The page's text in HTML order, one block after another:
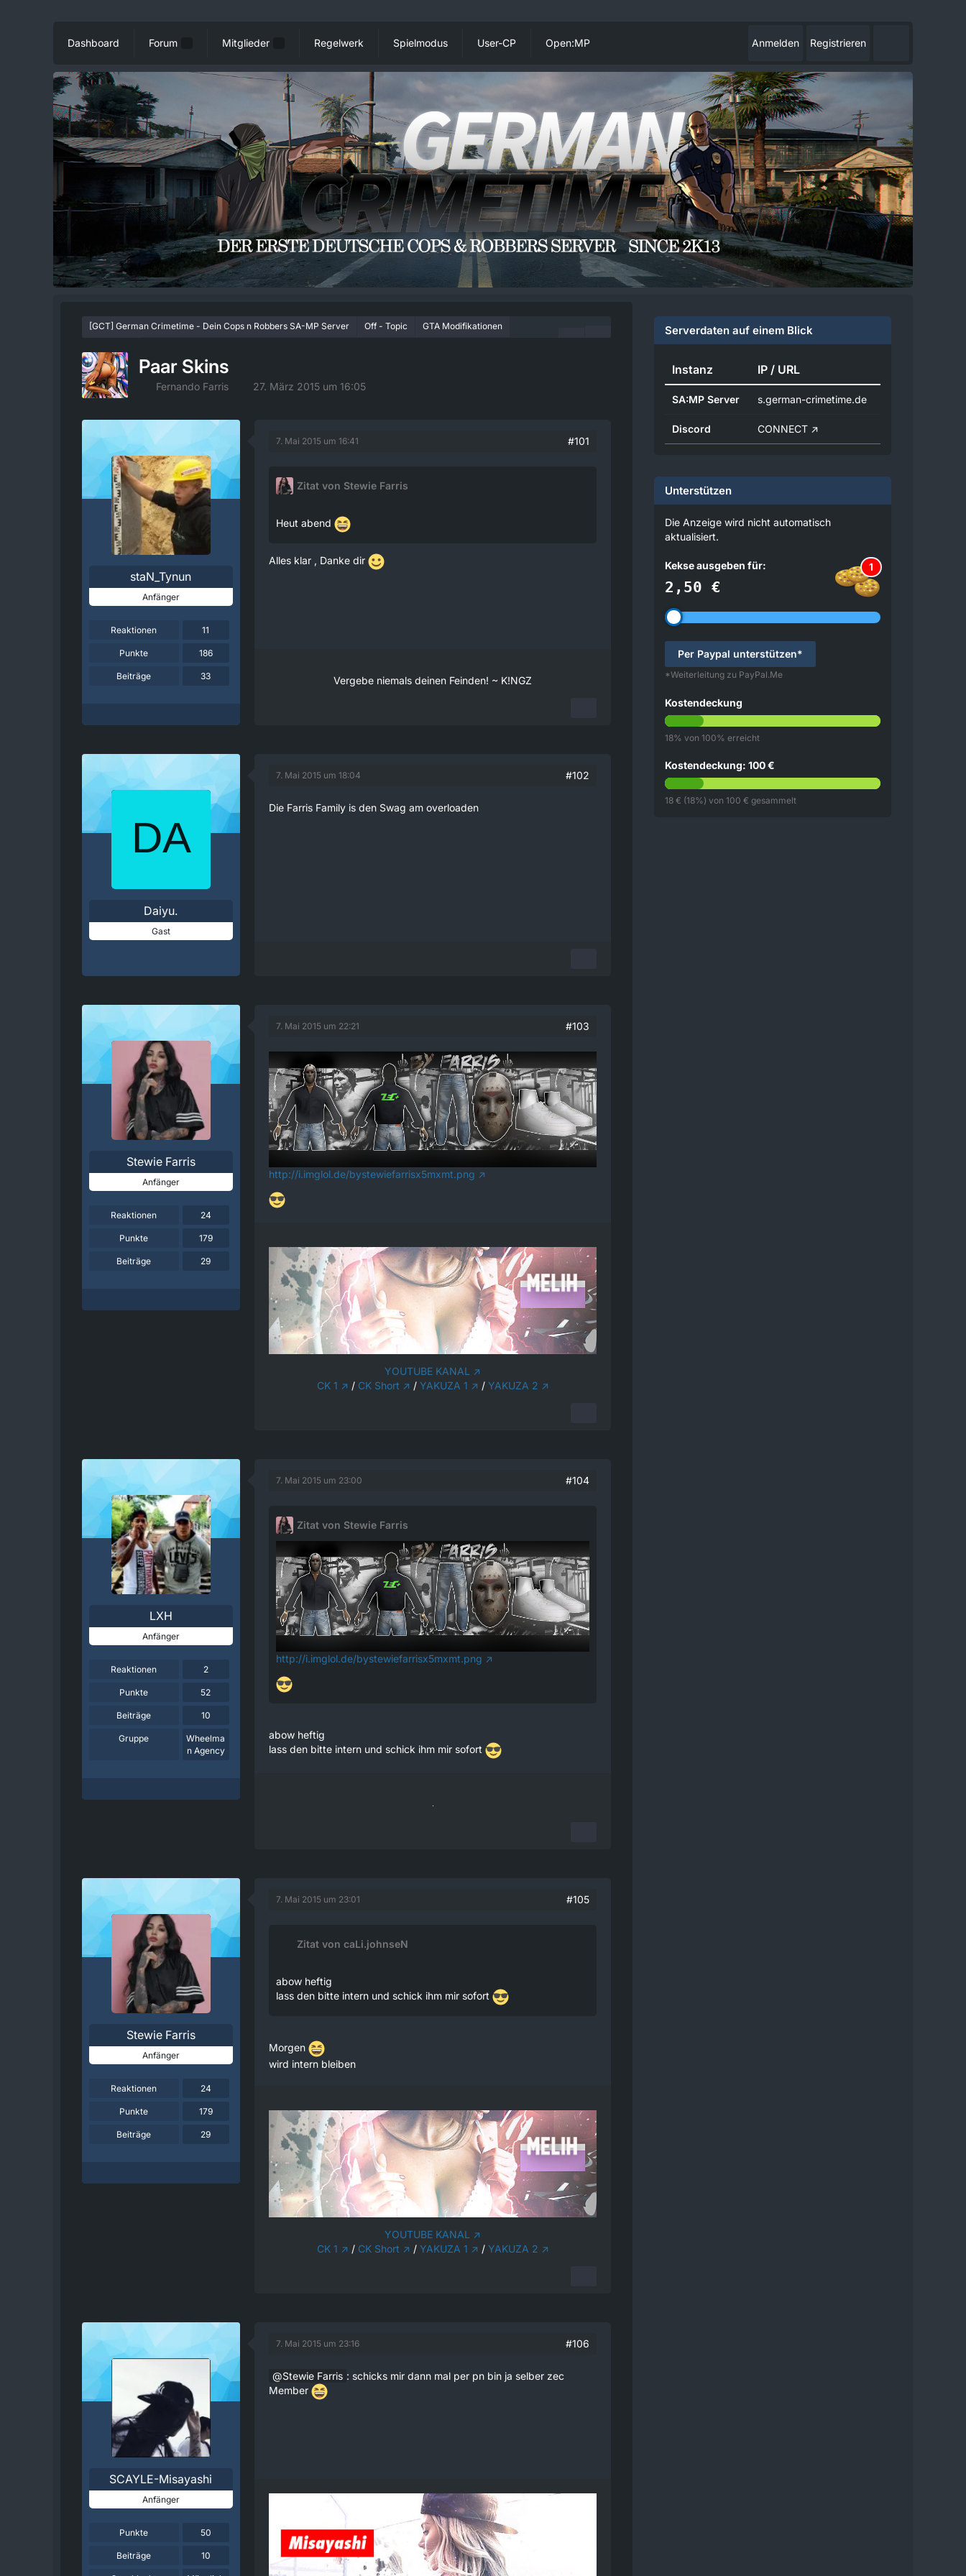
Dashboard Forum Mitglieder Regelwerk Spielmodus User-CP Open:MP Anmelden Registrieren
[GCT] German Crimetime - Dein Cops n Robbers SA-MP Server Off - Topic
GTA Modifikationen
Paar Skins
Fernando Farris 27. März 2015 um 16:05
staN_Tynun
Anfänger
Reaktionen 11
Punkte 186
Beiträge 33
7. Mai 2015 um 16:41 #101
Zitat von Stewie Farris
Heut abend
Alles klar , Danke dir
Vergebe niemals deinen Feinden! ~ K!NGZ
Daiyu.
Gast
7. Mai 2015 um 18:04 #102
Die Farris Family is den Swag am overloaden
Stewie Farris
Anfänger
Reaktionen 24
Punkte 179
Beiträge 29
7. Mai 2015 um 22:21 #103
http://i.imglol.de/bystewiefarrisx5mxmt.png
YOUTUBE KANAL
CK 1
/ CK Short / YAKUZA 1 / YAKUZA 2
LXH
Anfänger
Reaktionen 2
Punkte 52
Beiträge 10
Gruppe
Wheelma
n Agency
7. Mai 2015 um 23:00 #104
Zitat von Stewie Farris
http://i.imglol.de/bystewiefarrisx5mxmt.png
abow heftig
lass den bitte intern und schick ihm mir sofort
Stewie Farris
Anfänger
Reaktionen 24
Punkte 179
Beiträge 29
7. Mai 2015 um 23:01 #105
Zitat von caLi.johnseN
abow heftig
lass den bitte intern und schick ihm mir sofort
Morgen
wird intern bleiben
YOUTUBE KANAL
CK 1
/ CK Short / YAKUZA 1 / YAKUZA 2
SCAYLE-Misayashi
Anfänger
Punkte 50
Beiträge 10
7. Mai 2015 um 23:16 #106
Stewie Farris : schicks mir dann mal per pn bin ja selber zec
Member
Serverdaten auf einem Blick
Instanz IP / URL
SA:MP Server s.german-crimetime.de
Discord CONNECT
Unterstützen
Die Anzeige wird nicht automatisch
aktualisiert.
Kekse ausgeben für:
2,50 €
1
Per Paypal unterstützen*
*Weiterleitung zu PayPal.Me
Kostendeckung
18% von 100% erreicht
Kostendeckung: 100 €
18 € (18%) von 100 € gesammelt